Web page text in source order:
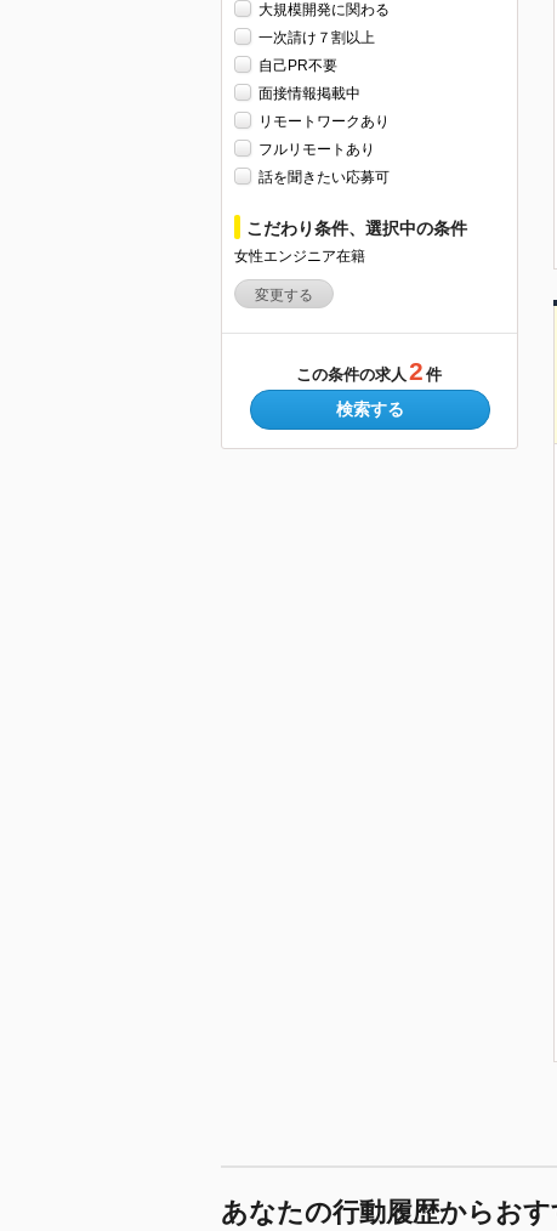
大規模開発に関わる
一次請け７割以上
自己PR不要
面接情報掲載中
リモートワークあり
フルリモートあり
話を聞きたい応募可
こだわり条件、選択中の条件
女性エンジニア在籍
変更する
この条件の求人 2 件
検索する
あなたの行動履歴からお